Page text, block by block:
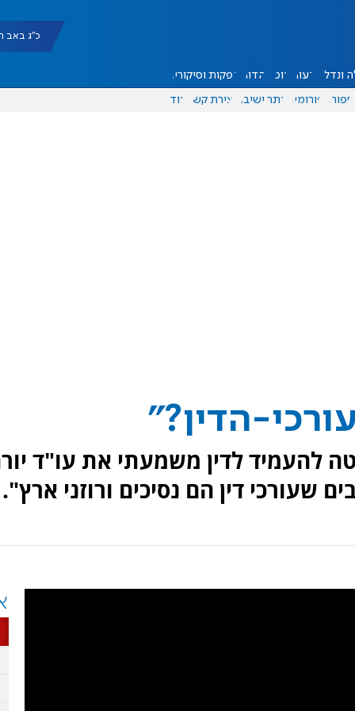
כ"ג באב תשפ"ו
ונדל"ן דעות אוכל יהדות הפקות וסיקורים
ספורט פורומים אתר ישיבה יצירת קשר עוד
הדין?"
להעמיד לדין משמעתי את עו"ד
שעורכי דין הם נסיכים ורוזני ארץ".